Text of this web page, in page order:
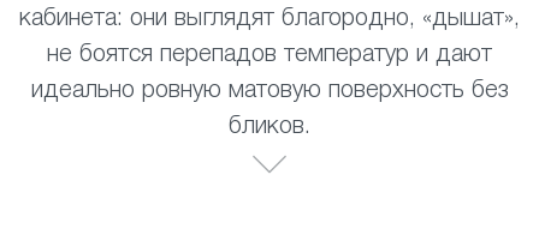
кабинета: они выглядят благородно, «дышат»,
не боятся перепадов температур и дают
идеально ровную матовую поверхность без
бликов.